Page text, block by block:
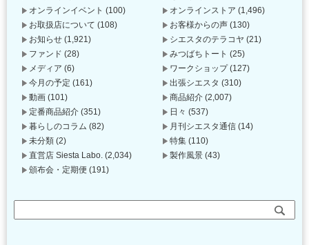
オンラインイベント (100) オンラインストア (1,496)
お取扱店について (108) お客様からの声 (130)
お知らせ (1,921) シエスタのテラコヤ (21)
ファンド (28) みつばちトート (25)
メディア (6) ワークショップ(127)
今月の予定 (161) 出張シエスタ (310)
動画 (101) 商品紹介 (2,007)
定番商品紹介 (351) 日々 (537)
暮らしのコラム (82) 月刊シエスタ通信 (14)
未分類 (2) 特集 (110)
直営店 Siesta Labo. (2,034) 製作風景 (43)
頒布会・定期便 (191)